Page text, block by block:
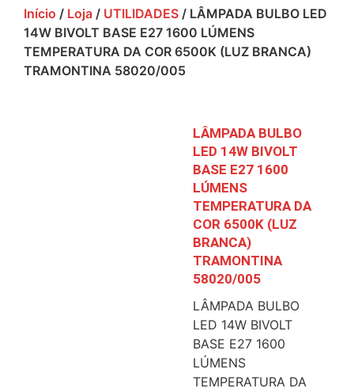
Início / Loja / UTILIDADES / LÂMPADA BULBO LED
14W BIVOLT BASE E27 1600 LÚMENS
TEMPERATURA DA COR 6500K (LUZ BRANCA)
TRAMONTINA 58020/005
LÂMPADA BULBO
LED 14W BIVOLT
BASE E27 1600
LÚMENS
TEMPERATURA DA
COR 6500K (LUZ
BRANCA)
TRAMONTINA
58020/005
LÂMPADA BULBO
LED 14W BIVOLT
BASE E27 1600
LÚMENS
TEMPERATURA DA